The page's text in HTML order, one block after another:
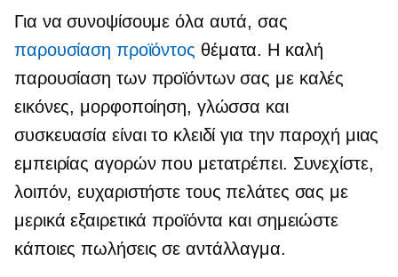
Για να συνοψίσουμε όλα αυτά, σας
παρουσίαση προϊόντος θέματα. Η καλή
παρουσίαση των προϊόντων σας με καλές
εικόνες, μορφοποίηση, γλώσσα και
συσκευασία είναι το κλειδί για την παροχή μιας
εμπειρίας αγορών που μετατρέπει. Συνεχίστε,
λοιπόν, ευχαριστήστε τους πελάτες σας με
μερικά εξαιρετικά προϊόντα και σημειώστε
κάποιες πωλήσεις σε αντάλλαγμα.